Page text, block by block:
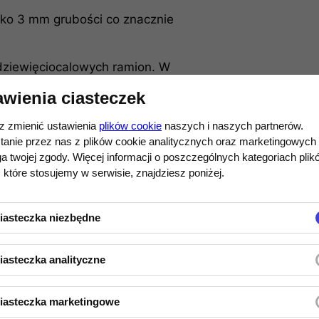
3 mm grubości co znacznie
ramion. W
9" oraz osłoną zapewniającą
zostać w bardzo prosty sposób
To rozwiązanie zapobiega
gramofon w doskonałym stanie.
z wyższych modeli
jakość dźwięku w tej klasie
przesuwać się paskowi płynnie i
typu wow & flutter.
silnikiem z
pozwala idealnie przekształcić
ciasteczek
zmienić ustawienia plików cookie naszych i naszych partnerów.
przez nas z plików cookie analitycznych oraz marketingowych
twojej zgody. Więcej informacji o poszczególnych kategoriach
które stosujemy w serwisie, znajdziesz poniżej.
niezbędne
analityczne
marketingowe